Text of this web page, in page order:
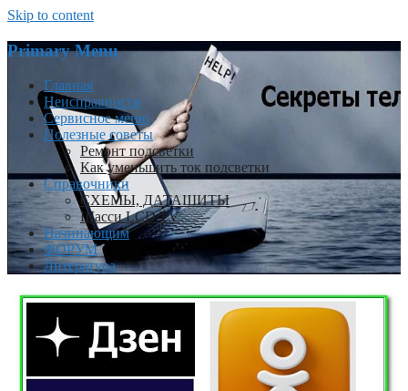
Skip to content
Primary Menu
Главная
Неисправности
Сервисное меню
Полезные советы
Ремонт подсветки
Как уменьшить ток подсветки
Справочники
СХЕМЫ, ДАТАШИТЫ
Шасси LCD TV
Начинающим
ФОРУМ
Литература